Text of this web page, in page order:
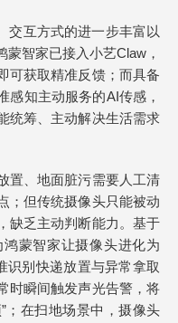
交互方式的进一步丰富以
智家已接入小艺Claw，
可获取精准反馈；而具备
感知主动服务的AI传感，
统筹、主动解决生活需求
置、地面脏污需要人工清
；但传统摄像头只能被动
缺乏主动判断能力。基于
蒙智家让摄像头进化为
识别快递放置与异常拿取
时瞬间触发声光告警，将
；在扫地场景中，摄像头